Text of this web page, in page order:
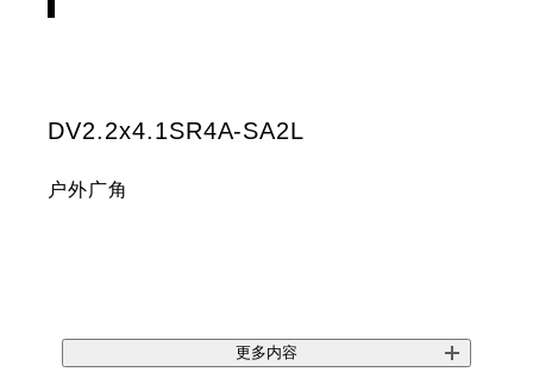
DV2.2x4.1SR4A-SA2L
户外广角
更多内容